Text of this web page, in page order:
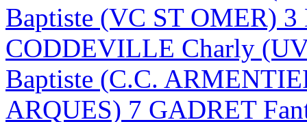
Baptiste (VC ST OMER)
CODDEVILLE Charly
Baptiste (C.C.
ARQUES) 7 GADRET